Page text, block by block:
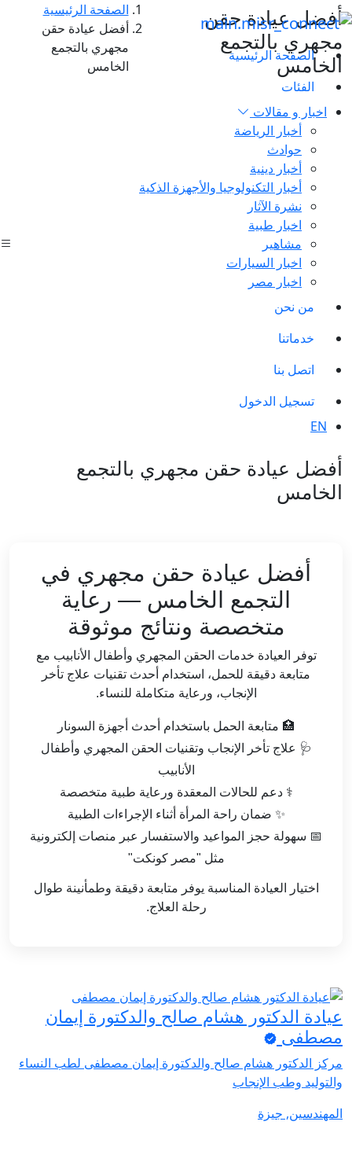
الصفحة الرئيسية
الفئات
اخبار و مقالات
أخبار الرياضة
حوادث
أخبار دينية
أخبار التكنولوجيا والأجهزة الذكية
نشرة الآثار
اخبار طبية
مشاهير
اخبار السيارات
اخبار مصر
من نحن
خدماتنا
اتصل بنا
تسجيل الدخول
EN
أفضل عيادة حقن
مجهري بالتجمع
الخامس
الصفحة الرئيسية
أفضل عيادة حقن
مجهري بالتجمع
الخامس
أفضل عيادة حقن مجهري بالتجمع
الخامس
أفضل عيادة حقن مجهري في
التجمع الخامس — رعاية
متخصصة ونتائج موثوقة
توفر العيادة خدمات الحقن المجهري وأطفال الأنابيب مع
متابعة دقيقة للحمل، استخدام أحدث تقنيات علاج تأخر
الإنجاب، ورعاية متكاملة للنساء.
🏥 متابعة الحمل باستخدام أحدث أجهزة السونار
🩺 علاج تأخر الإنجاب وتقنيات الحقن المجهري وأطفال
الأنابيب
⚕️ دعم للحالات المعقدة ورعاية طبية متخصصة
✨ ضمان راحة المرأة أثناء الإجراءات الطبية
📅 سهولة حجز المواعيد والاستفسار عبر منصات إلكترونية
مثل "مصر كونكت"
اختيار العيادة المناسبة يوفر متابعة دقيقة وطمأنينة طوال
رحلة العلاج.
عيادة الدكتور هشام صالح والدكتورة إيمان
مصطفى
مركز الدكتور هشام صالح والدكتورة إيمان مصطفى لطب النساء
والتوليد وطب الإنجاب
المهندسين, جيزة